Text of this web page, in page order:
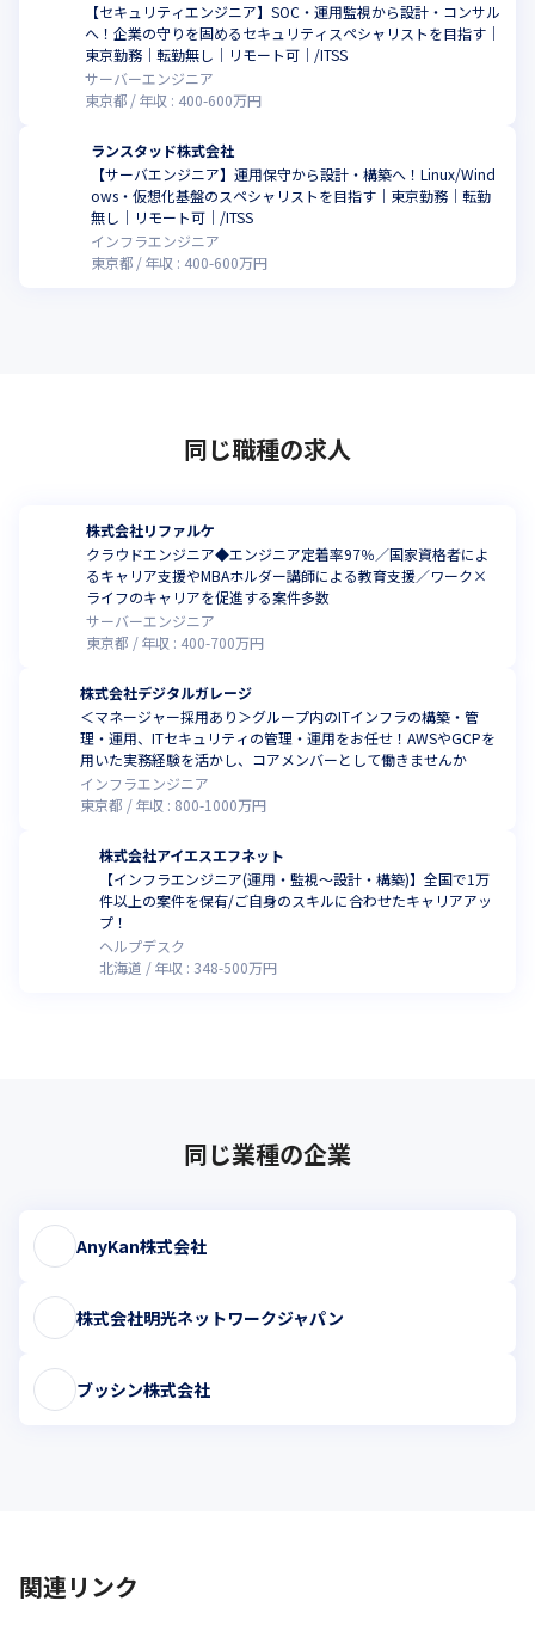
【セキュリティエンジニア】SOC・運用監視から設計・コンサル
へ！企業の守りを固めるセキュリティスペシャリストを目指す｜
東京勤務｜転勤無し｜リモート可｜/ITSS
サーバーエンジニア
東京都
年収 : 400-600万円
ランスタッド株式会社
【サーバエンジニア】運用保守から設計・構築へ！Linux/Wind
ows・仮想化基盤のスペシャリストを目指す｜東京勤務｜転勤
無し｜リモート可｜/ITSS
インフラエンジニア
東京都
年収 : 400-600万円
同じ職種の求人
株式会社リファルケ
クラウドエンジニア◆エンジニア定着率97％／国家資格者によ
るキャリア支援やMBAホルダー講師による教育支援／ワーク×
ライフのキャリアを促進する案件多数
サーバーエンジニア
東京都
年収 : 400-700万円
株式会社デジタルガレージ
＜マネージャー採用あり＞グループ内のITインフラの構築・管
理・運用、ITセキュリティの管理・運用をお任せ！AWSやGCPを
用いた実務経験を活かし、コアメンバーとして働きませんか
インフラエンジニア
東京都
年収 : 800-1000万円
株式会社アイエスエフネット
【インフラエンジニア(運用・監視～設計・構築)】全国で1万
件以上の案件を保有/ご自身のスキルに合わせたキャリアアッ
プ！
ヘルプデスク
北海道
年収 : 348-500万円
同じ業種の企業
AnyKan株式会社
株式会社明光ネットワークジャパン
ブッシン株式会社
関連リンク